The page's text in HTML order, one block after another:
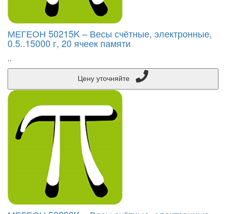
МЕГЕОН 50215K – Весы счётные, электронные,
0.5..15000 г, 20 ячеек памяти
..